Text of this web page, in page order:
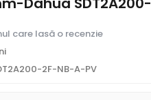
care lasă o recenzie
2F-NB-A-PV